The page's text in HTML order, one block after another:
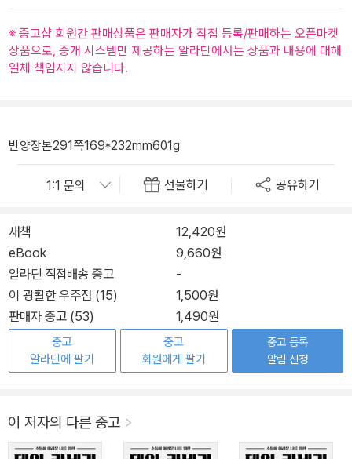
※ 중고샵 회원간 판매상품은 판매자가 직접 등록/판매하는 오픈마켓
상품으로, 중개 시스템만 제공하는 알라딘에서는 상품과 내용에 대해
일체 책임지지 않습니다.
반양장본291쪽169*232mm601g
선물하기 공유하기
새책
12,420원
eBook
9,660원
알라딘 직접배송 중고
-
이 광활한 우주점 (15)
1,500원
판매자 중고 (53)
1,490원
중고
알라딘에 팔기
중고
회원에게 팔기
중고 등록
알림 신청
이 저자의 다른 중고